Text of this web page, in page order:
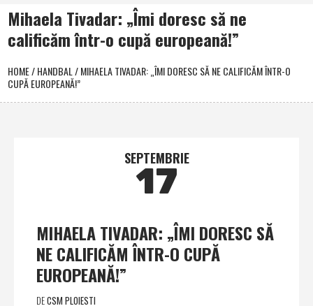
Mihaela Tivadar: „Îmi doresc să ne
calificăm într-o cupă europeană!”
HOME/HANDBAL/MIHAELA TIVADAR: „ÎMI DORESC SĂ NE CALIFICĂM ÎNTR-O
CUPĂ EUROPEANĂ!”
SEPTEMBRIE
17
MIHAELA TIVADAR: „ÎMI DORESC SĂ
NE CALIFICĂM ÎNTR-O CUPĂ
EUROPEANĂ!”
DECSM PLOIESTI